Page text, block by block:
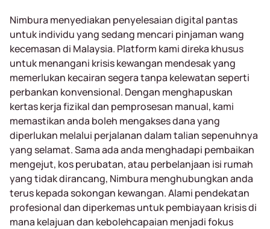
Nimbura menyediakan penyelesaian digital pantas
untuk individu yang sedang mencari pinjaman wang
kecemasan di Malaysia. Platform kami direka khusus
untuk menangani krisis kewangan mendesak yang
memerlukan kecairan segera tanpa kelewatan seperti
perbankan konvensional. Dengan menghapuskan
kertas kerja fizikal dan pemprosesan manual, kami
memastikan anda boleh mengakses dana yang
diperlukan melalui perjalanan dalam talian sepenuhnya
yang selamat. Sama ada anda menghadapi pembaikan
mengejut, kos perubatan, atau perbelanjaan isi rumah
yang tidak dirancang, Nimbura menghubungkan anda
terus kepada sokongan kewangan. Alami pendekatan
profesional dan diperkemas untuk pembiayaan krisis di
mana kelajuan dan kebolehcapaian menjadi fokus